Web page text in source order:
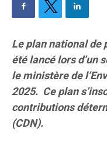
Le plan national
été lancé lors d’un
le ministère de
2025. Ce plan
contributions
(CDN).